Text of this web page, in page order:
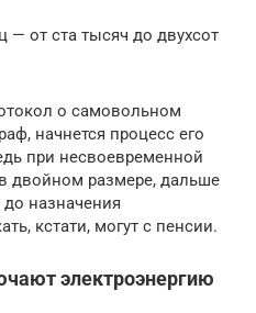
— от ста тысяч до двухсот
о самовольном
начнется процесс его
при несвоевременной
двойном размере, дальше
до назначения
кстати, могут с пенсии.
электроэнергию